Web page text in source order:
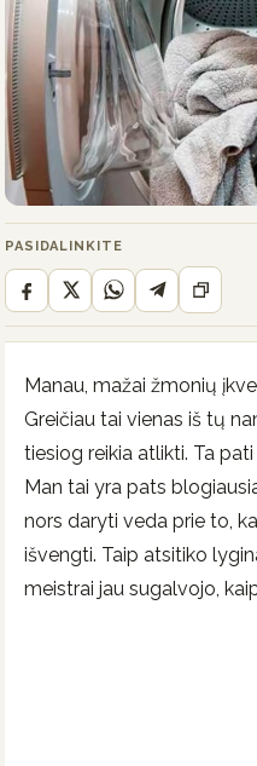
PASIDALINKITE
Manau, mažai žmonių
Greičiau tai vienas iš tų
tiesiog reikia atlikti. Ta
Man tai yra pats
nors daryti veda prie to,
išvengti. Taip atsitiko
meistrai jau sugalvojo,